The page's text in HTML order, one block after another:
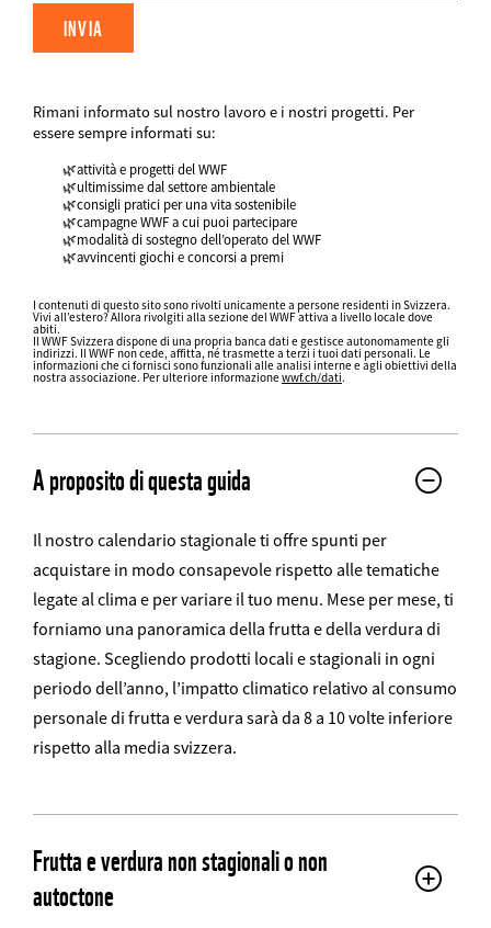
Rimani informato sul nostro lavoro e i nostri progetti. Per
essere sempre informati su:
attività e progetti del WWF
ultimissime dal settore ambientale
consigli pratici per una vita sostenibile
campagne WWF a cui puoi partecipare
modalità di sostegno dell’operato del WWF
avvincenti giochi e concorsi a premi
FIELDSET
fieldset
I contenuti di questo sito sono rivolti unicamente a persone residenti in Svizzera.
Vivi all’estero? Allora rivolgiti alla sezione del WWF attiva a livello locale dove
abiti.
Il WWF Svizzera dispone di una propria banca dati e gestisce autonomamente gli
indirizzi. Il WWF non cede, affitta, né trasmette a terzi i tuoi dati personali. Le
informazioni che ci fornisci sono funzionali alle analisi interne e agli obiettivi della
nostra associazione. Per ulteriore informazione wwf.ch/dati.
A proposito di questa guida
Il nostro calendario stagionale ti offre spunti per
acquistare in modo consapevole rispetto alle tematiche
legate al clima e per variare il tuo menu. Mese per mese, ti
forniamo una panoramica della frutta e della verdura di
stagione. Scegliendo prodotti locali e stagionali in ogni
periodo dell’anno, l’impatto climatico relativo al consumo
personale di frutta e verdura sarà da 8 a 10 volte inferiore
rispetto alla media svizzera.
Frutta e verdura non stagionali o non
autoctone